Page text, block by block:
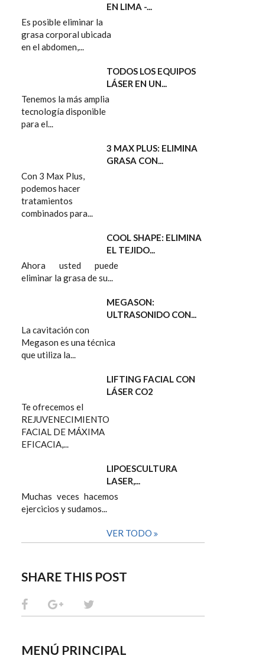
EN LIMA -...
Es posible eliminar la
grasa corporal ubicada
en el abdomen,...
TODOS LOS EQUIPOS
LÁSER EN UN...
Tenemos la más amplia
tecnología disponible
para el...
3 MAX PLUS: ELIMINA
GRASA CON...
Con 3 Max Plus,
podemos hacer
tratamientos
combinados para...
COOL SHAPE: ELIMINA
EL TEJIDO...
Ahora usted puede
eliminar la grasa de su...
MEGASON:
ULTRASONIDO CON...
La cavitación con
Megason es una técnica
que utiliza la...
LIFTING FACIAL CON
LÁSER CO2
Te ofrecemos el
REJUVENECIMIENTO
FACIAL DE MÁXIMA
EFICACIA,...
LIPOESCULTURA
LASER,...
Muchas veces hacemos
ejercicios y sudamos...
VER TODO
SHARE THIS POST
MENÚ PRINCIPAL